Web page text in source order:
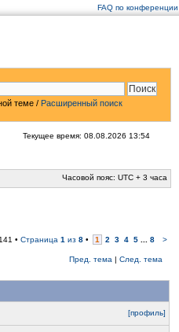
FAQ по конференции
теме / Расширенный поиск
Текущее время: 08.08.2026 13:54
Часовой пояс: UTC + 3 часа
• Страница 1 из 8 • 1 2 3 4 5 8 >
Пред. тема | След. тема
[профиль]